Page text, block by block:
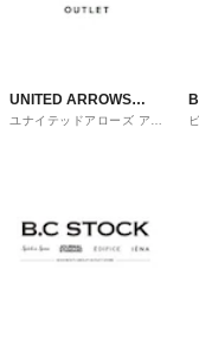
UNITED ARROWS
OUTLET
ユナイテッドアローズ アウ